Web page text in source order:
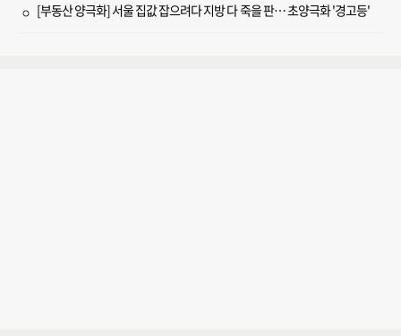
[부동산 양극화] 서울 집값 잡으려다 지방 다 죽을 판… 초양극화 '경고등'